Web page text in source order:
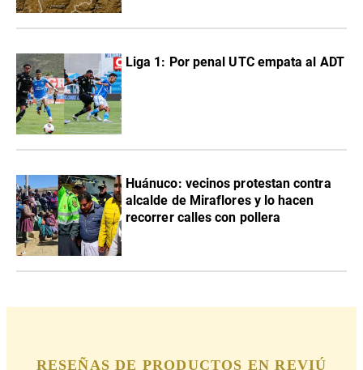
Liga 1: Por penal UTC empata al ADT
Huánuco: vecinos protestan contra
alcalde de Miraflores y lo hacen
recorrer calles con pollera